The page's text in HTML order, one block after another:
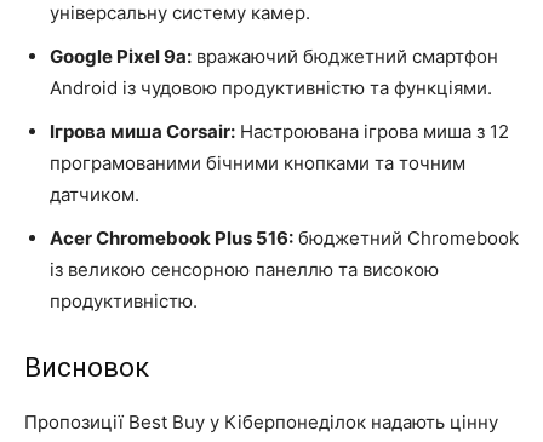
універсальну систему камер.
Google Pixel 9a: вражаючий бюджетний смартфон
Android із чудовою продуктивністю та функціями.
Ігрова миша Corsair: Настроювана ігрова миша з 12
програмованими бічними кнопками та точним
датчиком.
Acer Chromebook Plus 516: бюджетний Chromebook
із великою сенсорною панеллю та високою
продуктивністю.
Висновок
Пропозиції Best Buy у Кіберпонеділок надають цінну